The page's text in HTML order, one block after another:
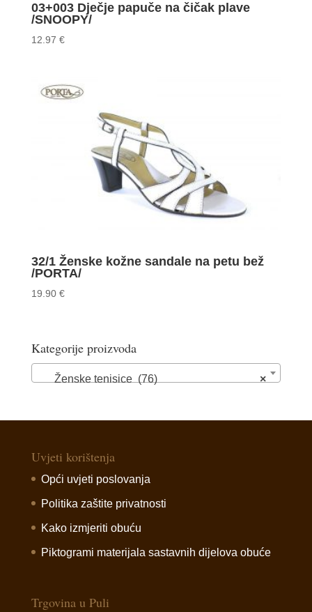
03+003 Dječje papuče na čičak plave
/SNOOPY/
12.97 €
32/1 Ženske kožne sandale na petu bež
/PORTA/
19.90 €
Kategorije proizvoda
×
Ženske tenisice (76)
Uvjeti korištenja
Opći uvjeti poslovanja
Politika zaštite privatnosti
Kako izmjeriti obuću
Piktogrami materijala sastavnih dijelova obuće
Trgovina u Puli